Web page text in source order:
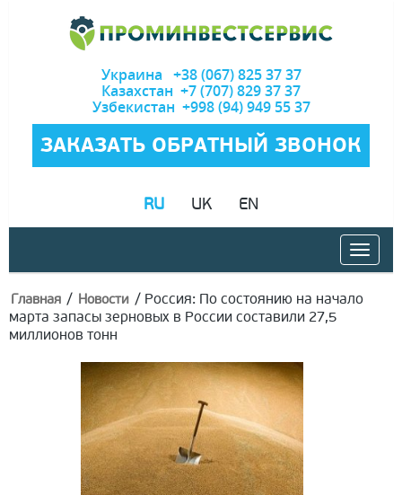
Украина +38 (067) 825 37 37
Казахстан +7 (707) 829 37 37
Узбекистан +998 (94) 949 55 37
ЗАКАЗАТЬ ОБРАТНЫЙ ЗВОНОК
RU UK EN
Главная / Новости / Россия: По состоянию на начало
марта запасы зерновых в России составили 27,5
миллионов тонн